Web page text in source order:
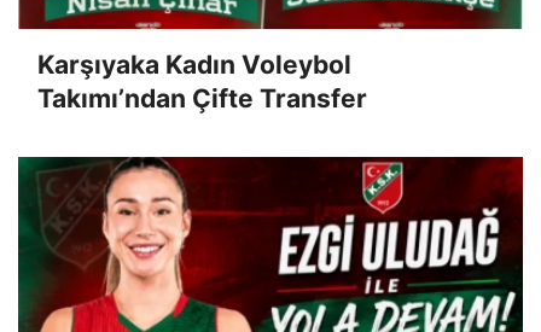
Karşıyaka Kadın Voleybol
Takımı’ndan Çifte Transfer